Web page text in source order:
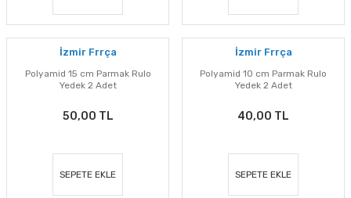
İzmir Frrça
Polyamid 15 cm Parmak Rulo
Yedek 2 Adet
50,00 TL
SEPETE EKLE
İzmir Frrça
Polyamid 10 cm Parmak Rulo
Yedek 2 Adet
40,00 TL
SEPETE EKLE